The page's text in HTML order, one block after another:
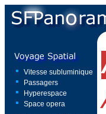
Vitesse subluminique
Passagers
Hyperespace
Space opera